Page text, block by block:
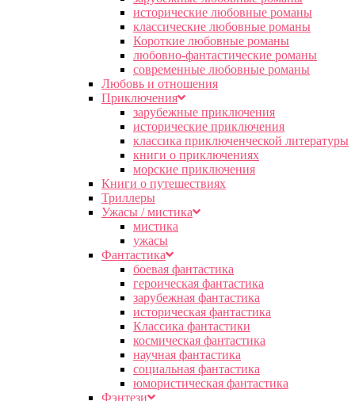
исторические любовные романы
классические любовные романы
Короткие любовные романы
любовно-фантастические романы
современные любовные романы
Любовь и отношения
Приключения
зарубежные приключения
исторические приключения
классика приключенческой литературы
книги о приключениях
морские приключения
Книги о путешествиях
Триллеры
Ужасы / мистика
мистика
ужасы
Фантастика
боевая фантастика
героическая фантастика
зарубежная фантастика
историческая фантастика
Классика фантастики
космическая фантастика
научная фантастика
социальная фантастика
юмористическая фантастика
Фэнтези